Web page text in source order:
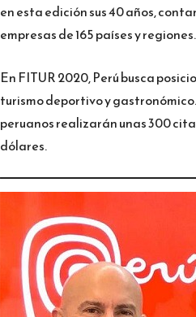
en esta edición sus 40 años,
empresas de 165 países y regiones.
En FITUR 2020, Perú busca
turismo deportivo y
peruanos realizarán unas 300
dólares.